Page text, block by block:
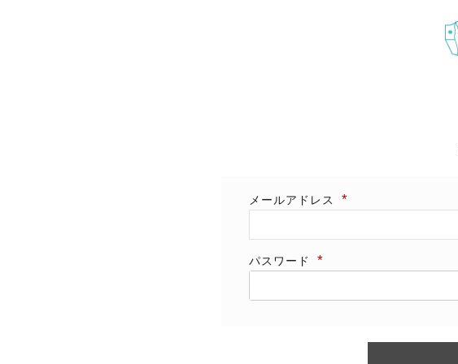
メールアドレス
パスワード